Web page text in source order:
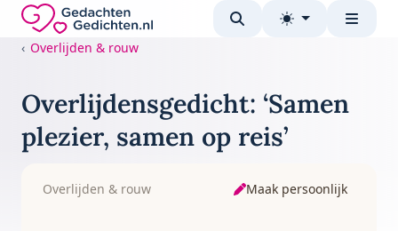
Direct naar de inhoud
Gedachten-Gedichten.nl — naar de homepage
Overlijden & rouw
Overlijdensgedicht: ‘Samen
plezier, samen op reis’
Overlijden & rouw Maak persoonlijk